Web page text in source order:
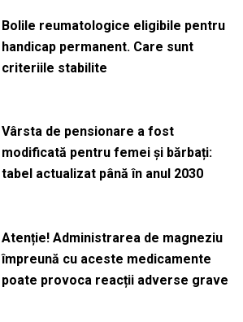
Bolile reumatologice eligibile pentru
handicap permanent. Care sunt
criteriile stabilite
Vârsta de pensionare a fost
modificată pentru femei și bărbați:
tabel actualizat până în anul 2030
Atenție! Administrarea de magneziu
împreună cu aceste medicamente
poate provoca reacții adverse grave